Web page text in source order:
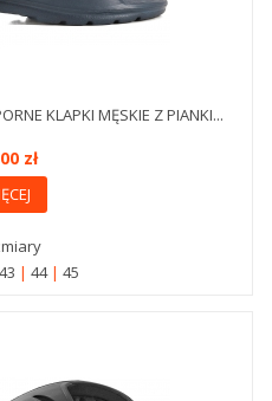
KLAPKI MĘSKIE Z PIANKI...
zł
43 44 45